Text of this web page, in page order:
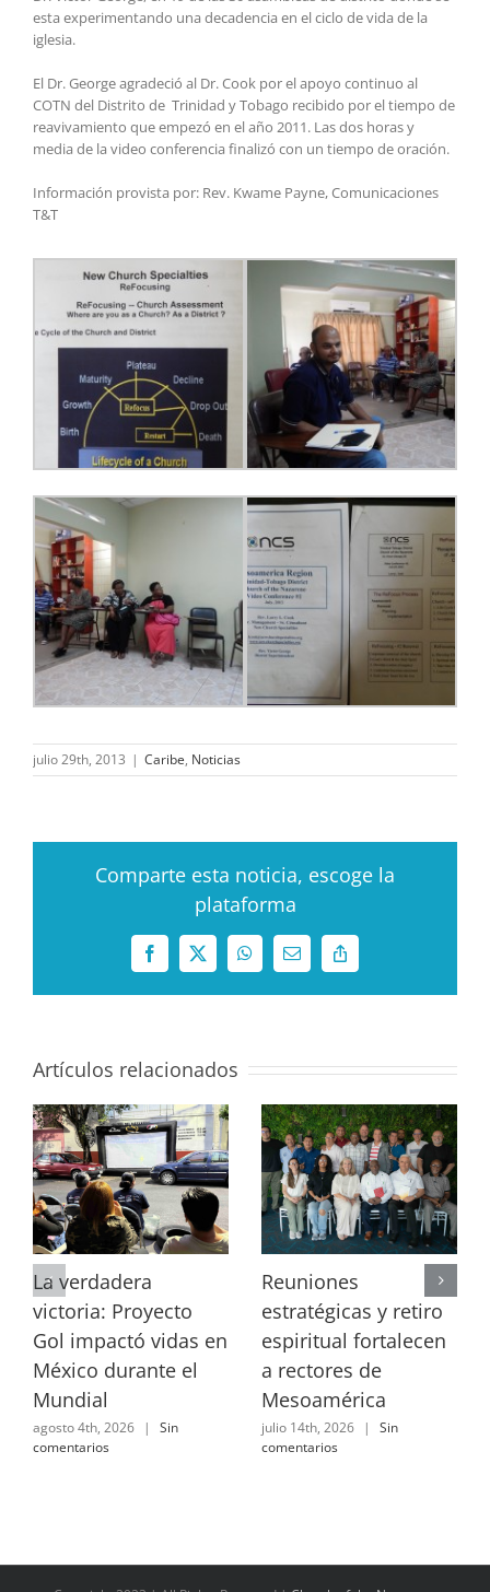
esta experimentando una decadencia en el ciclo de vida de la
iglesia.
El Dr. George agradeció al Dr. Cook por el apoyo continuo al
COTN del Distrito de Trinidad y Tobago recibido por el tiempo de
reavivamiento que empezó en el año 2011. Las dos horas y
media de la video conferencia finalizó con un tiempo de oración.
Información provista por: Rev. Kwame Payne, Comunicaciones
T&T
julio 29th, 2013 | Caribe, Noticias
Comparte esta noticia, escoge la
plataforma
Facebook
X WhatsAppCorreo
electrónico
Copy
Link
Artículos relacionados
La verdadera
victoria: Proyecto
Gol impactó vidas en
México durante el
Mundial
agosto 4th, 2026 |
Sin
comentarios
Reuniones
estratégicas y retiro
espiritual fortalecen
a rectores de
Mesoamérica
julio 14th, 2026 |
Sin
comentarios